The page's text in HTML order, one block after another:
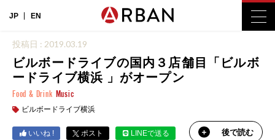
JP EN
投稿日 : 2019.03.19
ビルボードライブの国内３店舗目「ビルボ
ードライブ横浜 」がオープン
Food & Drink Music
ビルボードライブ横浜
いいね ! ポスト LINEで送る 後で読む